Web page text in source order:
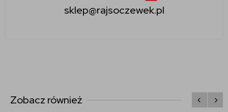
sklep@rajsoczewek.pl
Zobacz również